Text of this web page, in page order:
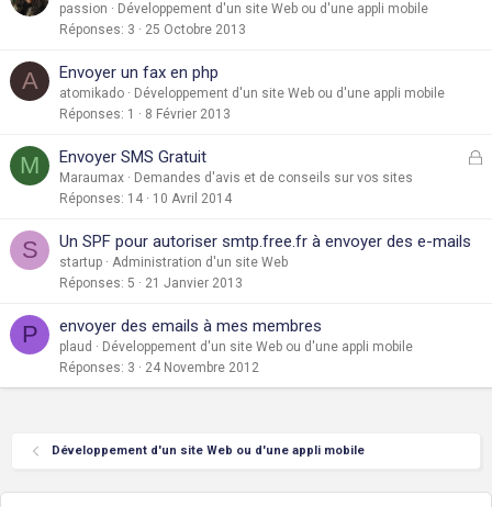
passion
Développement d'un site Web ou d'une appli mobile
Réponses 3 25 Octobre 2013
A Envoyer un fax en php
atomikado
Développement d'un site Web ou d'une appli mobile
Réponses 1 8 Février 2013
M
F
Envoyer SMS Gratuit
Maraumax
Demandes d'avis et de conseils sur vos sites
Réponses 14 10 Avril 2014
S Un SPF pour autoriser smtp.free.fr à envoyer des e-mails
startup
Administration d'un site Web
Réponses 5 21 Janvier 2013
P envoyer des emails à mes membres
plaud
Développement d'un site Web ou d'une appli mobile
Réponses 3 24 Novembre 2012
Développement d'un site Web ou d'une appli mobile